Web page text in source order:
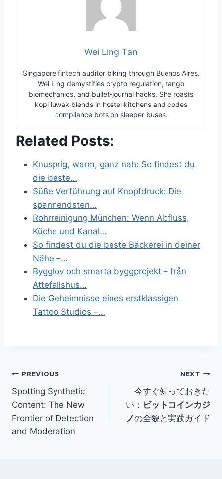
Wei Ling Tan
Singapore fintech auditor biking through Buenos Aires.
Wei Ling demystifies crypto regulation, tango
biomechanics, and bullet-journal hacks. She roasts
kopi luwak blends in hostel kitchens and codes
compliance bots on sleeper buses.
Related Posts:
Knusprig, warm, ganz nah: So findest du
die beste…
Süße Verführung auf Knopfdruck: Die
spannendsten…
Rohrreinigung München: Wenn Abfluss,
Küche und Kanal…
So findest du die beste Bäckerei in deiner
Nähe –…
Bygglov och smarta byggprojekt – från
Attefallshus…
Die Geheimnisse eines erstklassigen
Tattoo Studios –…
Post
navigation
PREVIOUS
Spotting Synthetic
Content: The New
Frontier of Detection
and Moderation
NEXT
今すぐ知っておきた
い： ビットコインカジ
ノの全貌と実践ガイド